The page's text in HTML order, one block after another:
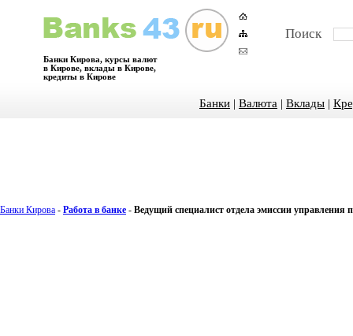
Банки Кирова, курсы валют
в Кирове, вклады в Кирове,
кредиты в Кирове
Поиск
Банки | Валюта | Вклады |
Банки Кирова - Работа в банке - Ведущий специалист отдела эмиссии управления